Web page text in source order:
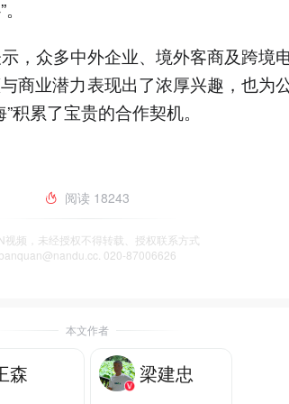
，众多中外企业、境外客商及跨境
商业潜力表现出了浓厚兴趣，也为
积累了宝贵的合作契机。
阅读 18243
视频，未经授权不得转载、授权联系方式
banquan@nandu.cc. 020-87006626
本文作者
森 梁建忠